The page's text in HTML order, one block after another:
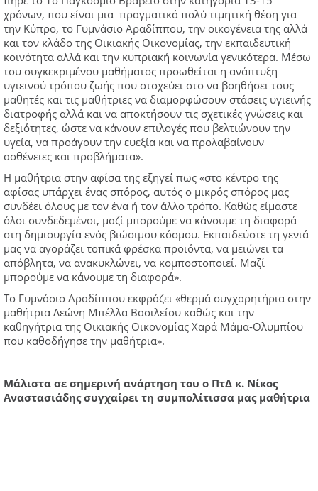
χρόνων, που είναι μια πραγματικά πολύ τιμητική θέση για
την Κύπρο, το Γυμνάσιο Αραδίππου, την οικογένεια της αλλά
και τον κλάδο της Οικιακής Οικονομίας, την εκπαιδευτική
κοινότητα αλλά και την κυπριακή κοινωνία γενικότερα. Μέσω
του συγκεκριμένου μαθήματος προωθείται η ανάπτυξη
υγιεινού τρόπου ζωής που στοχεύει στο να βοηθήσει τους
μαθητές και τις μαθήτριες να διαμορφώσουν στάσεις υγιεινής
διατροφής αλλά και να αποκτήσουν τις σχετικές γνώσεις και
δεξιότητες, ώστε να κάνουν επιλογές που βελτιώνουν την
υγεία, να προάγουν την ευεξία και να προλαβαίνουν
ασθένειες και προβλήματα».
Η μαθήτρια στην αφίσα της εξηγεί πως «στο κέντρο της
αφίσας υπάρχει ένας σπόρος, αυτός ο μικρός σπόρος μας
συνδέει όλους με τον ένα ή τον άλλο τρόπο. Καθώς είμαστε
όλοι συνδεδεμένοι, μαζί μπορούμε να κάνουμε τη διαφορά
στη δημιουργία ενός βιώσιμου κόσμου. Εκπαιδεύστε τη γενιά
μας να αγοράζει τοπικά φρέσκα προϊόντα, να μειώνει τα
απόβλητα, να ανακυκλώνει, να κομποστοποιεί. Μαζί
μπορούμε να κάνουμε τη διαφορά».
Το Γυμνάσιο Αραδίππου εκφράζει «θερμά συγχαρητήρια στην
μαθήτρια Λεώνη Μπέλλα Βασιλείου καθώς και την
καθηγήτρια της Οικιακής Οικονομίας Χαρά Μάμα-Ολυμπίου
που καθοδήγησε την μαθήτρια».
Μάλιστα σε σημερινή ανάρτηση του ο ΠτΔ κ. Νίκος
Αναστασιάδης συγχαίρει τη συμπολίτισσα μας μαθήτρια